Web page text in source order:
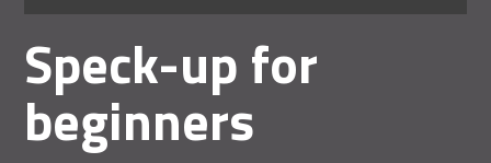
Speck-up for
beginners